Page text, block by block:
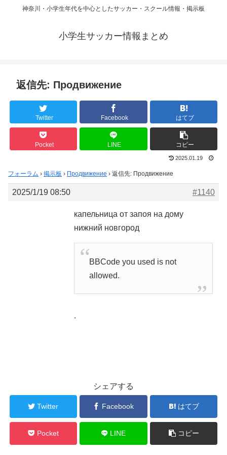
神奈川・小学生年代を中心としたサッカー・スクール情報・掲示板
小学生サッカー情報まとめ
返信先: Продвижение
Twitter Facebook はてブ
Pocket LINE コピー
2025.01.19
フォーラム › 掲示板 › Продвижение › 返信先: Продвижение
2025/1/19 08:50 #1140
капельница от запоя на дому
нижний новгород
BBCode you used is not
allowed.
.
シェアする
Twitter Facebook はてブ
Pocket LINE コピー